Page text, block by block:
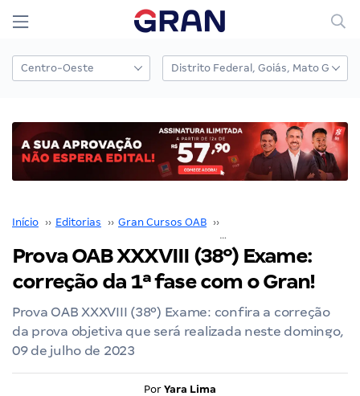
Início ›› Editorias ›› Gran Cursos OAB ››
Prova OAB XXXVIII (38º) Exame:
correção da 1ª fase com o Gran!
Prova OAB XXXVIII (38º) Exame: confira a correção
da prova objetiva que será realizada neste domingo,
09 de julho de 2023
Por Yara Lima